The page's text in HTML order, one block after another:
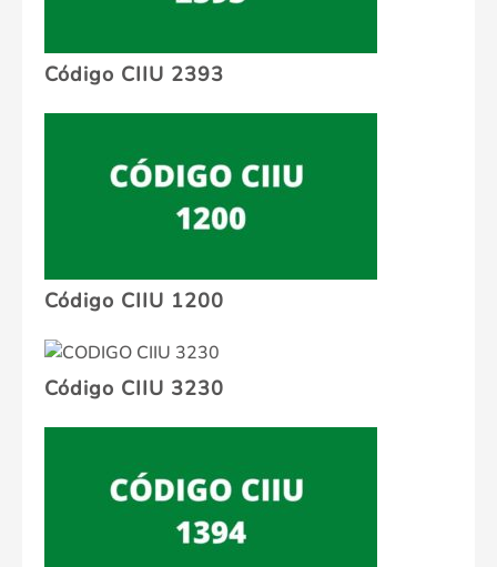
Código CIIU 2393
Código CIIU 1200
Código CIIU 3230